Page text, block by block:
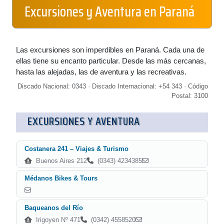
Excursiones y Aventura en Paraná
Las excursiones son imperdibles en Paraná. Cada una de
ellas tiene su encanto particular. Desde las más cercanas,
hasta las alejadas, las de aventura y las recreativas.
Discado Nacional: 0343 · Discado Internacional: +54 343 · Código
Postal: 3100
EXCURSIONES Y AVENTURA
Costanera 241 – Viajes & Turismo
Buenos Aires 212
(0343) 4234385
Médanos Bikes & Tours
Baqueanos del Río
Irigoyen Nº 471
(0342) 4558520